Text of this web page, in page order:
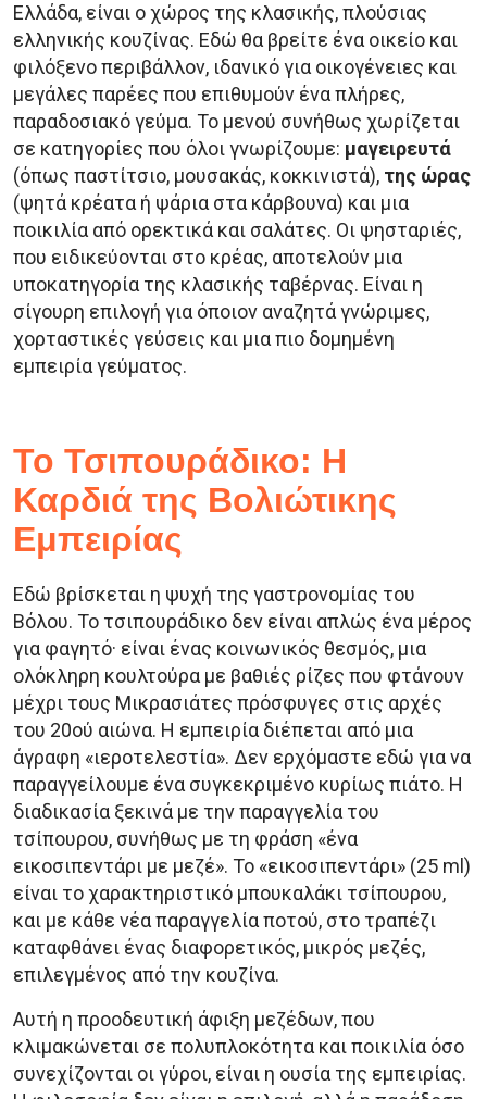
Ελλάδα, είναι ο χώρος της κλασικής, πλούσιας
ελληνικής κουζίνας. Εδώ θα βρείτε ένα οικείο και
φιλόξενο περιβάλλον, ιδανικό για οικογένειες και
μεγάλες παρέες που επιθυμούν ένα πλήρες,
παραδοσιακό γεύμα. Το μενού συνήθως χωρίζεται
σε κατηγορίες που όλοι γνωρίζουμε: μαγειρευτά
(όπως παστίτσιο, μουσακάς, κοκκινιστά), της ώρας
(ψητά κρέατα ή ψάρια στα κάρβουνα) και μια
ποικιλία από ορεκτικά και σαλάτες. Οι ψησταριές,
που ειδικεύονται στο κρέας, αποτελούν μια
υποκατηγορία της κλασικής ταβέρνας. Είναι η
σίγουρη επιλογή για όποιον αναζητά γνώριμες,
χορταστικές γεύσεις και μια πιο δομημένη
εμπειρία γεύματος.
Το Τσιπουράδικο: Η
Καρδιά της Βολιώτικης
Εμπειρίας
Εδώ βρίσκεται η ψυχή της γαστρονομίας του
Βόλου. Το τσιπουράδικο δεν είναι απλώς ένα μέρος
για φαγητό· είναι ένας κοινωνικός θεσμός, μια
ολόκληρη κουλτούρα με βαθιές ρίζες που φτάνουν
μέχρι τους Μικρασιάτες πρόσφυγες στις αρχές
του 20ού αιώνα. Η εμπειρία διέπεται από μια
άγραφη «ιεροτελεστία». Δεν ερχόμαστε εδώ για να
παραγγείλουμε ένα συγκεκριμένο κυρίως πιάτο. Η
διαδικασία ξεκινά με την παραγγελία του
τσίπουρου, συνήθως με τη φράση «ένα
εικοσιπεντάρι με μεζέ». Το «εικοσιπεντάρι» (25 ml)
είναι το χαρακτηριστικό μπουκαλάκι τσίπουρου,
και με κάθε νέα παραγγελία ποτού, στο τραπέζι
καταφθάνει ένας διαφορετικός, μικρός μεζές,
επιλεγμένος από την κουζίνα.
Αυτή η προοδευτική άφιξη μεζέδων, που
κλιμακώνεται σε πολυπλοκότητα και ποικιλία όσο
συνεχίζονται οι γύροι, είναι η ουσία της εμπειρίας.